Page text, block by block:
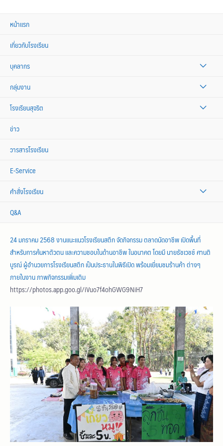
หน้าแรก
เกี่ยวกับโรงเรียน
บุคลากร
กลุ่มงาน
โรงเรียนสุจริต
ข่าว
วารสารโรงเรียน
E-Service
คำสั่งโรงเรียน
Q&A
24 มกราคม 2568 งานแนะแนวโรงเรียนสตึก จัดกิจกรรม ตลาดนัดอาชีพ เปิดพื้นที่
สำหรับการค้นหาตัวตน และความชอบในด้านอาชีพ ในอนาคต โดยมี นายธัชเวชช์ ศานติ
บูรณ์ ผู้อำนวยการโรงเรียนสตึก เป็นประธานในพิธีเปิด พร้อมเยี่ยมชมร้านค้า ต่างๆ
ภายในงาน ภาพกิจกรรมเพิ่มเติม
https://photos.app.goo.gl/iVuo7f4ohGWG9NiH7